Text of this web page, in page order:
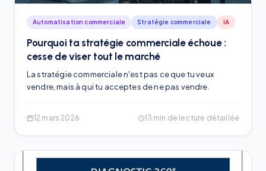
Automatisation commerciale Stratégie commerciale IA
Pourquoi ta stratégie commerciale échoue :
cesse de viser tout le marché
La stratégie commerciale n'est pas ce que tu veux
vendre, mais à qui tu acceptes de ne pas vendre.
12 mars 2026 13 min de lecture détaillée